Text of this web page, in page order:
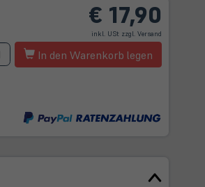
€ 17,90
inkl. USt zzgl. Versand
neuem
In den Warenkorb legen